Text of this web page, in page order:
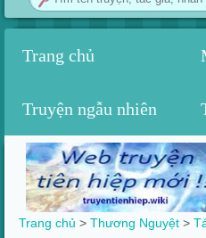
Trang chủ
Truyện ngẫu nhiên
Trang chủ >Thương Nguyệt >